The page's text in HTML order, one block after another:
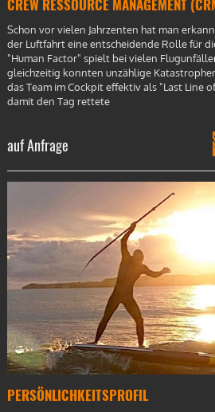
CREW RESSOURCE MANAGEMENT
Schon vor vielen Jahrzenten hat man
der Luftfahrt eine entscheidende Rolle für
"Human Factor" spielt bei vielen
gleichzeitig konnten unzählige
das Team im Cockpit effektiv als "Last Line
damit den Tag rettete
auf Anfrage
PERSÖNLICHKEITSPROFIL